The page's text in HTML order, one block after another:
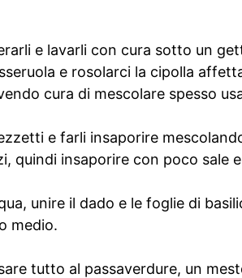
e lavarli con cura sotto un
e rosolarci la cipolla
cura di mescolare spesso
e farli insaporire
quindi insaporire con poco sale
unire il dado e le foglie di
medio.
tutto al passaverdure, un